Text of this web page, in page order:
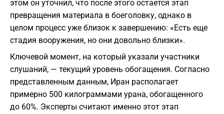
этом он уточнил, что после этого остается этап
превращения материала в боеголовку, однако в
целом процесс уже близок к завершению: «Есть еще
стадия вооружения, но они довольно близки».
Ключевой момент, на который указали участники
слушаний, — текущий уровень обогащения. Согласно
представленным данным, Иран располагает
примерно 500 килограммами урана, обогащенного
до 60%. Эксперты считают именно этот этап